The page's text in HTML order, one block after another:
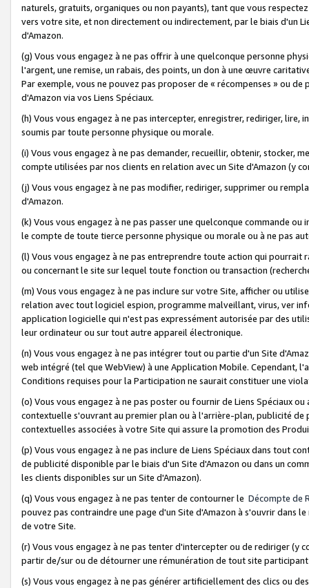
naturels, gratuits, organiques ou non payants), tant que vous
vers votre site, et non directement ou indirectement, par le biais d'un
d'Amazon.
(g) Vous vous engagez à ne pas offrir à une quelconque personne
l'argent, une remise, un rabais, des points, un don à une œuvre
Par exemple, vous ne pouvez pas proposer de « récompenses » ou
d'Amazon via vos Liens Spéciaux.
(h) Vous vous engagez à ne pas intercepter, enregistrer, rediriger,
soumis par toute personne physique ou morale.
(i) Vous vous engagez à ne pas demander, recueillir, obtenir, stocker,
compte utilisées par nos clients en relation avec un Site d'Amazon (y
(j) Vous vous engagez à ne pas modifier, rediriger, supprimer ou
d'Amazon.
(k) Vous vous engagez à ne pas passer une quelconque commande
le compte de toute tierce personne physique ou morale ou à ne pas
(l) Vous vous engagez à ne pas entreprendre toute action qui
ou concernant le site sur lequel toute fonction ou transaction
(m) Vous vous engagez à ne pas inclure sur votre Site, afficher ou
relation avec tout logiciel espion, programme malveillant, virus, ver
application logicielle qui n'est pas expressément autorisée par des
leur ordinateur ou sur tout autre appareil électronique.
(n) Vous vous engagez à ne pas intégrer tout ou partie d'un Site
web intégré (tel que WebView) à une Application Mobile. Cependant,
Conditions requises pour la Participation ne saurait constituer une
(o) Vous vous engagez à ne pas poster ou fournir de Liens Spéciaux
contextuelle s'ouvrant au premier plan ou à l'arrière-plan, publicité
contextuelles associées à votre Site qui assure la promotion des
(p) Vous vous engagez à ne pas inclure de Liens Spéciaux dans tout
de publicité disponible par le biais d'un Site d'Amazon ou dans un
les clients disponibles sur un Site d'Amazon).
(q) Vous vous engagez à ne pas tenter de contourner le Décompte de
pouvez pas contraindre une page d'un Site d'Amazon à s'ouvrir dans
de votre Site.
(r) Vous vous engagez à ne pas tenter d'intercepter ou de rediriger
partir de/sur ou de détourner une rémunération de tout site
(s) Vous vous engagez à ne pas générer artificiellement des clics ou